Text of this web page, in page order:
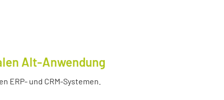
Alt-Anwendung
ERP- und CRM-Systemen.